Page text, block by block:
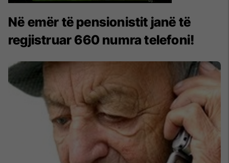
Në emër të pensionistit janë të
regjistruar 660 numra telefoni!